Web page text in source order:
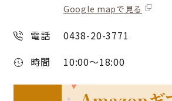
Google mapで見る
電話
0438-20-3771
時間
10:00～18:00